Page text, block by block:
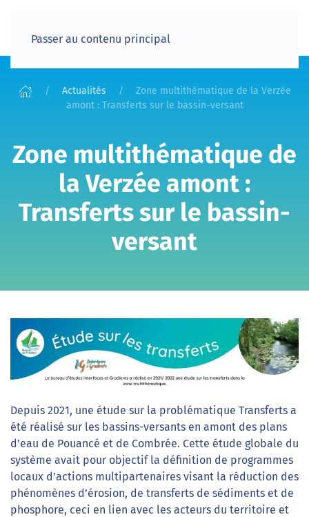
Passer au contenu principal
Actualités
Zone multithématique de la Verzée
amont : Transferts sur le bassin-versant
Zone multithématique de
la Verzée amont :
Transferts sur le bassin-
versant
Depuis 2021, une étude sur la problématique Transferts a
été réalisé sur les bassins-versants en amont des plans
d’eau de Pouancé et de Combrée. Cette étude globale du
système avait pour objectif la définition de programmes
locaux d’actions multipartenaires visant la réduction des
phénomènes d’érosion, de transferts de sédiments et de
phosphore, ceci en lien avec les acteurs du territoire et